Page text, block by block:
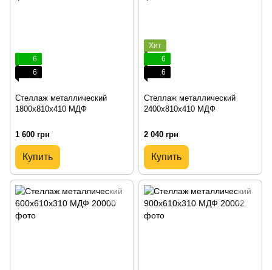
6
6
Стеллаж металлический
1800х810х410 МДФ
1 600 грн
Купить
Хит
6
6
Стеллаж металлический
2400х810х410 МДФ
2 040 грн
Купить